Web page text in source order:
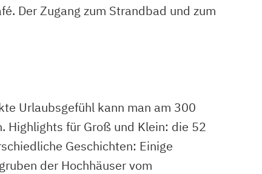
Der Zugang zum Strandbad und zum
Urlaubsgefühl kann man am 300
Highlights für Groß und Klein: die 52
Geschichten: Einige
der Hochhäuser vom